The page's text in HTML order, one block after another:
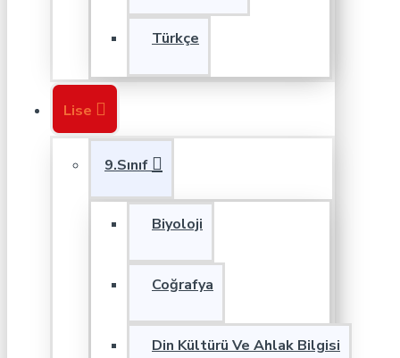
Türkçe
Lise
9.Sınıf
Biyoloji
Coğrafya
Din Kültürü Ve Ahlak Bilgisi